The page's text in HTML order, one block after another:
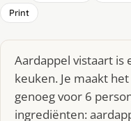
Print
Aardappel vistaart is
keuken. Je maakt
genoeg voor 6
ingrediënten: